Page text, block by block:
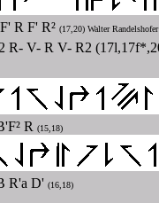
R F' R² (17,20) Walter Randelshofer
V- R V- R2
R (15,18)
R'a D' (16,18)